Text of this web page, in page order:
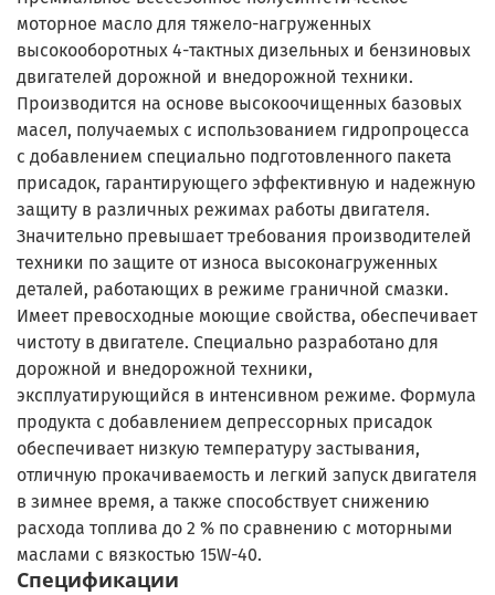
моторное масло для тяжело-нагруженных
высокооборотных 4-тактных дизельных и бензиновых
двигателей дорожной и внедорожной техники.
Производится на основе высокоочищенных базовых
масел, получаемых с использованием гидропроцесса
с добавлением специально подготовленного пакета
присадок, гарантирующего эффективную и надежную
защиту в различных режимах работы двигателя.
Значительно превышает требования производителей
техники по защите от износа высоконагруженных
деталей, работающих в режиме граничной смазки.
Имеет превосходные моющие свойства, обеспечивает
чистоту в двигателе. Специально разработано для
дорожной и внедорожной техники,
эксплуатирующийся в интенсивном режиме. Формула
продукта с добавлением депрессорных присадок
обеспечивает низкую температуру застывания,
отличную прокачиваемость и легкий запуск двигателя
в зимнее время, а также способствует снижению
расхода топлива до 2 % по сравнению с моторными
маслами с вязкостью 15W-40.
Спецификации